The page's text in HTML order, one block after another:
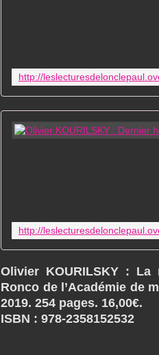
Olivier KOURILSKY : La
Ronco de l’Académie de
2019. 254 pages. 16,00€.
ISBN : 978-2358152532